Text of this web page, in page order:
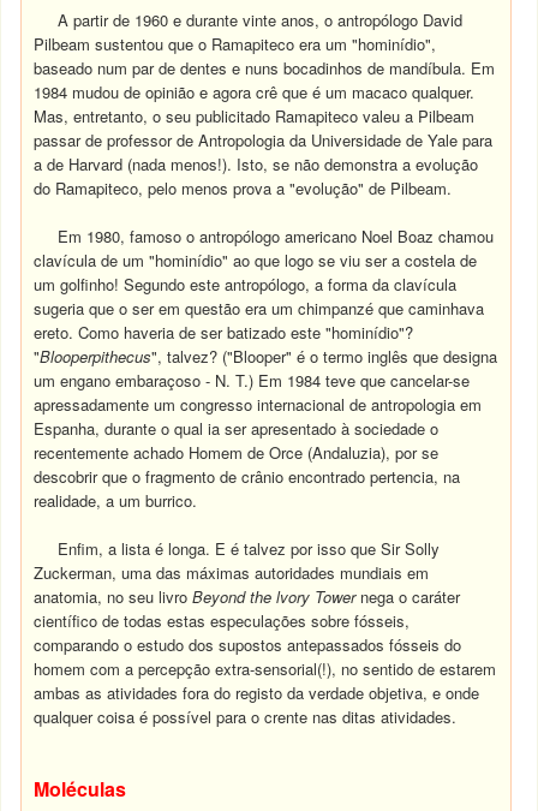
A partir de 1960 e durante vinte anos, o antropólogo David
Pilbeam sustentou que o Ramapiteco era um "hominídio",
baseado num par de dentes e nuns bocadinhos de mandíbula. Em
1984 mudou de opinião e agora crê que é um macaco qualquer.
Mas, entretanto, o seu publicitado Ramapiteco valeu a Pilbeam
passar de professor de Antropologia da Universidade de Yale para
a de Harvard (nada menos!). Isto, se não demonstra a evolução
do Ramapiteco, pelo menos prova a "evolução" de Pilbeam.
Em 1980, famoso o antropólogo americano Noel Boaz chamou
clavícula de um "hominídio" ao que logo se viu ser a costela de
um golfinho! Segundo este antropólogo, a forma da clavícula
sugeria que o ser em questão era um chimpanzé que caminhava
ereto. Como haveria de ser batizado este "hominídio"?
"Blooperpithecus", talvez? ("Blooper" é o termo inglês que designa
um engano embaraçoso - N. T.) Em 1984 teve que cancelar-se
apressadamente um congresso internacional de antropologia em
Espanha, durante o qual ia ser apresentado à sociedade o
recentemente achado Homem de Orce (Andaluzia), por se
descobrir que o fragmento de crânio encontrado pertencia, na
realidade, a um burrico.
Enfim, a lista é longa. E é talvez por isso que Sir Solly
Zuckerman, uma das máximas autoridades mundiais em
anatomia, no seu livroBeyond the lvory Towernega o caráter
científico de todas estas especulações sobre fósseis,
comparando o estudo dos supostos antepassados fósseis do
homem com a percepção extra-sensorial(!), no sentido de estarem
ambas as atividades fora do registo da verdade objetiva, e onde
qualquer coisa é possível para o crente nas ditas atividades.
Moléculas